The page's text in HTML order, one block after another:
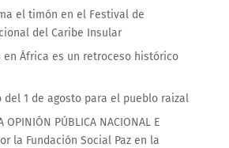
el timón en el Festival de
del Caribe Insular
en África es un retroceso histórico
1 de agosto para el pueblo raizal
OPINIÓN PÚBLICA NACIONAL E
la Fundación Social Paz en la